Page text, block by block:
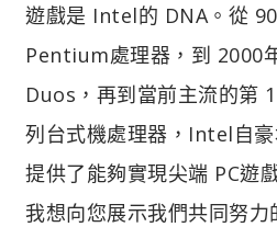
遊戲是 Intel的 DNA。從
Pentium處理器，到 2000
Duos，再到當前主流的第
列台式機處理器，Intel自
提供了能夠實現尖端 PC遊
我想向您展示我們共同努